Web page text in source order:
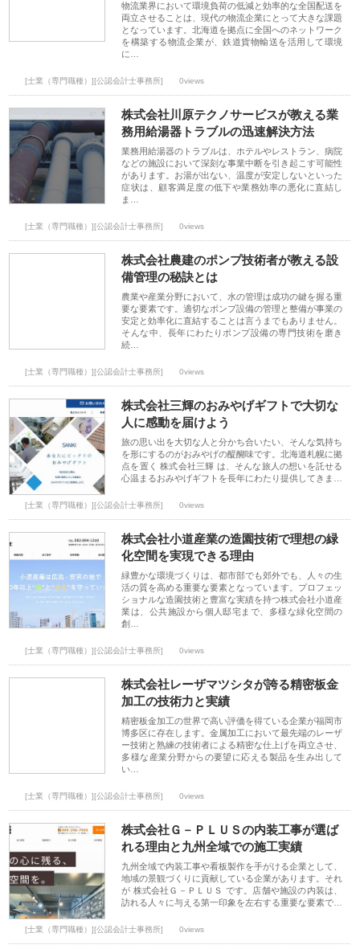
物流業界において環境負荷の低減と効率的な全国配送を
両立させることは、現代の物流企業にとって大きな課題
となっています。北海道を拠点に全国へのネットワーク
を構築する物流企業が、鉄道貨物輸送を活用して環境
に…
[士業（専門職種）][公認会計士事務所] 0views
株式会社川原テクノサービスが教える業
務用給湯器トラブルの迅速解決方法
業務用給湯器のトラブルは、ホテルやレストラン、病院
などの施設において深刻な事業中断を引き起こす可能性
があります。お湯が出ない、温度が安定しないといった
症状は、顧客満足度の低下や業務効率の悪化に直結し
ま…
[士業（専門職種）][公認会計士事務所] 0views
株式会社農建のポンプ技術者が教える設
備管理の秘訣とは
農業や産業分野において、水の管理は成功の鍵を握る重
要な要素です。適切なポンプ設備の管理と整備が事業の
安定と効率化に直結することは言うまでもありません。
そんな中、長年にわたりポンプ設備の専門技術を磨き
続…
[士業（専門職種）][公認会計士事務所] 0views
株式会社三輝のおみやげギフトで大切な
人に感動を届けよう
旅の思い出を大切な人と分かち合いたい、そんな気持ち
を形にするのがおみやげの醍醐味です。北海道札幌に拠
点を置く 株式会社三輝 は、そんな旅人の想いを託せる
心温まるおみやげギフトを長年にわたり提供してきま…
[士業（専門職種）][公認会計士事務所] 0views
株式会社小道産業の造園技術で理想の緑
化空間を実現できる理由
緑豊かな環境づくりは、都市部でも郊外でも、人々の生
活の質を高める重要な要素となっています。プロフェッ
ショナルな造園技術と豊富な実績を持つ株式会社小道産
業は、公共施設から個人邸宅まで、多様な緑化空間の
創…
[士業（専門職種）][公認会計士事務所] 0views
株式会社レーザマツシタが誇る精密板金
加工の技術力と実績
精密板金加工の世界で高い評価を得ている企業が福岡市
博多区に存在します。金属加工において最先端のレーザ
ー技術と熟練の技術者による精密な仕上げを両立させ、
多様な産業分野からの要望に応える製品を生み出して
い…
[士業（専門職種）][公認会計士事務所] 0views
株式会社Ｇ－ＰＬＵＳの内装工事が選ば
れる理由と九州全域での施工実績
九州全域で内装工事や看板製作を手がける企業として、
地域の景観づくりに貢献している企業があります。それ
が 株式会社Ｇ－ＰＬＵＳ です。店舗や施設の内装は、
訪れる人々に与える第一印象を左右する重要な要素で…
[士業（専門職種）][公認会計士事務所] 0views